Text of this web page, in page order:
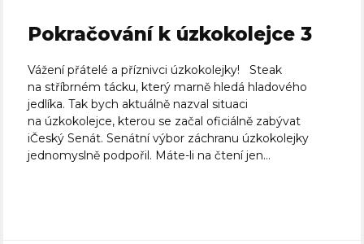
Pokračování k úzkokolejce 3
Vážení přátelé a příznivci úzkokolejky! Steak
na stříbrném tácku, který marně hledá hladového
jedlíka. Tak bych aktuálně nazval situaci
na úzkokolejce, kterou se začal oficiálně zabývat
iČeský Senát. Senátní výbor záchranu úzkokolejky
jednomyslně podpořil. Máte-li na čtení jen...